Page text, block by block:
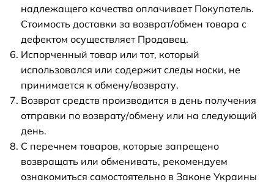
надлежащего качества оплачивает Покупатель.
Стоимость доставки за возврат/обмен товара с
дефектом осуществляет Продавец.
Испорченный товар или тот, который
использовался или содержит следы носки, не
принимается к обмену/возврату.
Возврат средств производится в день получения
отправки по возврату/обмену или на следующий
день.
С перечнем товаров, которые запрещено
возвращать или обменивать, рекомендуем
ознакомиться самостоятельно в Законе Украины